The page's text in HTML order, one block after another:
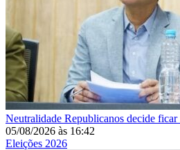
Neutralidade Republicanos decide ficar
05/08/2026 às 16:42
Eleições 2026